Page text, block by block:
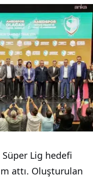
Lig hedefi
attı. Oluşturulan